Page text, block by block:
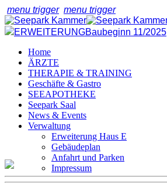
menu trigger menu trigger
ERWEITERUNGBaubeginn 11/2025
Home
ÄRZTE
THERAPIE & TRAINING
Geschäfte & Gastro
SEEAPOTHEKE
Seepark Saal
News & Events
Verwaltung
Erweiterung Haus E
Gebäudeplan
Anfahrt und Parken
Impressum